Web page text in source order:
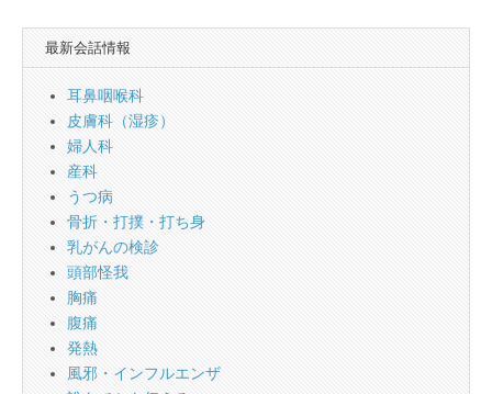
最新会話情報
耳鼻咽喉科
皮膚科（湿疹）
婦人科
産科
うつ病
骨折・打撲・打ち身
乳がんの検診
頭部怪我
胸痛
腹痛
発熱
風邪・インフルエンザ